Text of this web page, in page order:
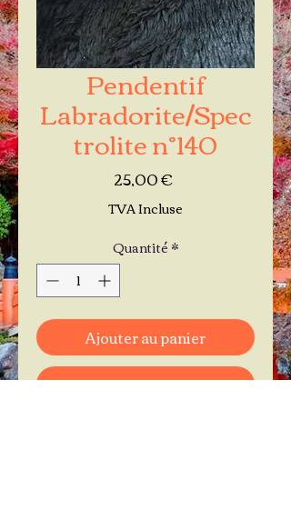
Pendentif
Labradorite/Spec
trolite n°140
25,00 €Prix
TVA Incluse
Quantité*
Ajouter au panier
Commander et payer